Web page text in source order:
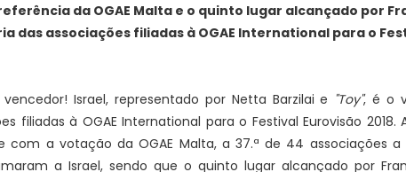
da OGAE Malta e o quinto lugar alcançado por
das associações filiadas à OGAE International para o
Israel, representado por Netta Barzilai e "Toy", é o
filiadas à OGAE International para o Festival Eurovisão
com a votação da OGAE Malta, a 37.ª de 44 associações
a Israel, sendo que o quinto lugar alcançado por